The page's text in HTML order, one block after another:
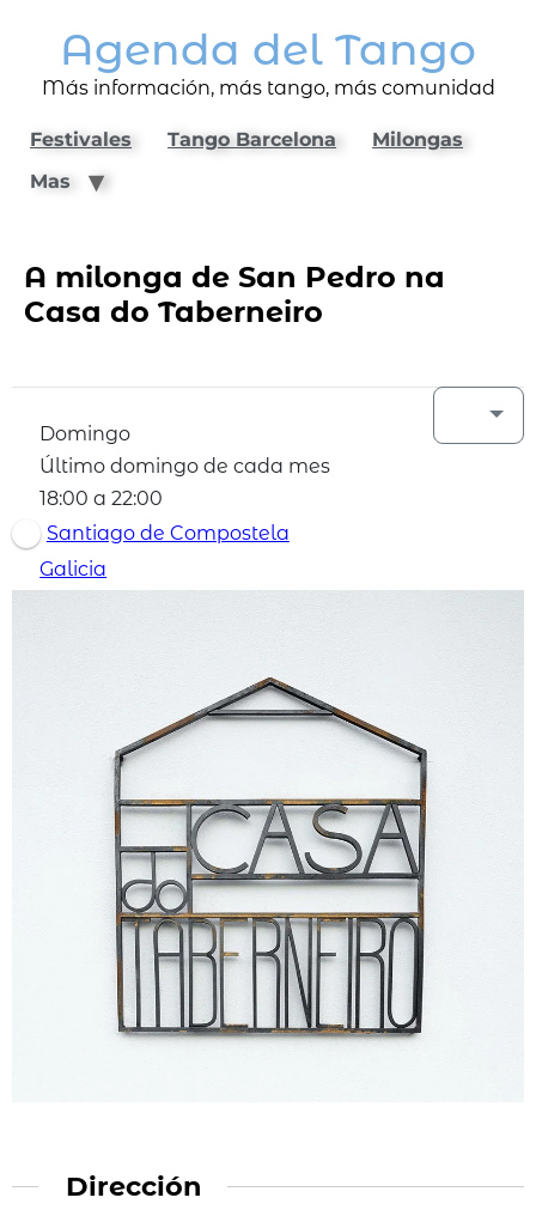
Agenda del Tango
Más información, más tango, más comunidad
Festivales Tango Barcelona
Milongas
Mas
A milonga de San Pedro na
Casa do Taberneiro
Domingo
Último domingo de cada mes
18:00 a 22:00
Santiago de Compostela
Galicia
Dirección